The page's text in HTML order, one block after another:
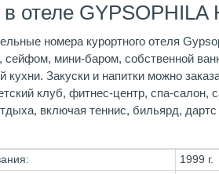
отеле GYPSOPHILA
номера курортного отеля
мини-баром, собственной
кухни. Закуски и напитки можно
клуб, фитнес-центр, спа-
включая теннис, бильярд,
1999 г.